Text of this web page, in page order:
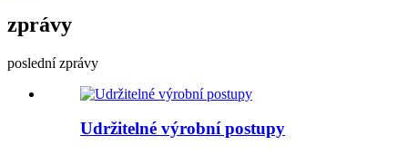
zprávy
poslední zprávy
Udržitelné výrobní postupy